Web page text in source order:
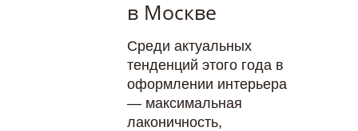
в Москве
Среди актуальных
тенденций этого года в
оформлении интерьера
— максимальная
лаконичность,